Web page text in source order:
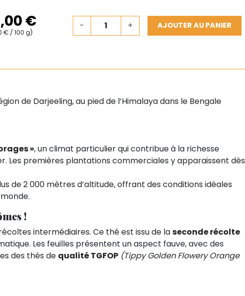
€
€ / 100 g)
- + AJOUTER AU PANIER
de Darjeeling, au pied de l’Himalaya dans le Bengale
», un climat particulier qui contribue à la richesse
Les premières plantations commerciales y apparaissent dès
de 2 000 mètres d’altitude, offrant des conditions idéales
!
intermédiaires. Ce thé est issu de laseconde récolte
Les feuilles présentent un aspect fauve, avec des
des thés de qualité TGFOP (Tippy Golden Flowery Orange